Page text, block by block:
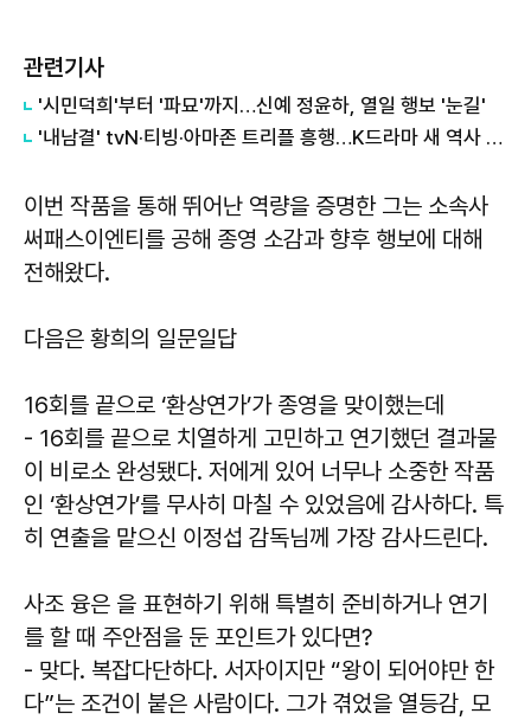
관련기사
'시민덕희'부터 '파묘'까지…신예 정윤하, 열일 행보 '눈길'
'내남결' tvN·티빙·아마존 트리플 흥행…K드라마 새 역사 썼다
이번 작품을 통해 뛰어난 역량을 증명한 그는 소속사
써패스이엔티를 공해 종영 소감과 향후 행보에 대해
전해왔다.
다음은 황희의 일문일답
16회를 끝으로 ‘환상연가’가 종영을 맞이했는데
- 16회를 끝으로 치열하게 고민하고 연기했던 결과물
이 비로소 완성됐다. 저에게 있어 너무나 소중한 작품
인 ‘환상연가’를 무사히 마칠 수 있었음에 감사하다. 특
히 연출을 맡으신 이정섭 감독님께 가장 감사드린다.
사조 융은 을 표현하기 위해 특별히 준비하거나 연기
를 할 때 주안점을 둔 포인트가 있다면?
- 맞다. 복잡다단하다. 서자이지만 “왕이 되어야만 한
다”는 조건이 붙은 사람이다. 그가 겪었을 열등감, 모